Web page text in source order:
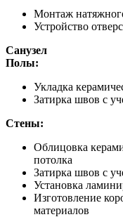
Монтаж
Устройство
Санузел
Полы:
Укладка
Затирка швов с
Стены:
Облицовка
потолка
Затирка швов с
Установка
Изготовление
материалов